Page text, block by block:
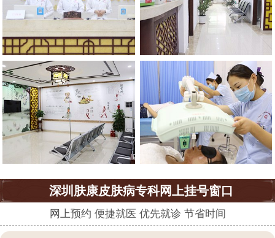
深圳肤康皮肤病专科网上挂号窗口
网上预约 便捷就医 优先就诊 节省时间